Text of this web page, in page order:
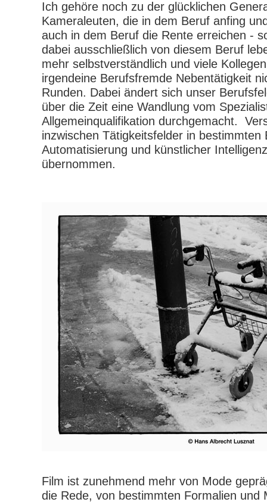
Ich gehöre noch zu der glücklichen
Kameraleuten, die in dem Beruf anfing
auch in dem Beruf die Rente erreichen -
dabei ausschließlich von diesem Beruf
mehr selbstverständlich und viele
irgendeine Berufsfremde Nebentätigkeit
Runden. Dabei ändert sich unser
über die Zeit eine Wandlung vom
Allgemeinqualifikation durchgemacht.
inzwischen Tätigkeitsfelder in bestimmten
Automatisierung und künstlicher
übernommen.
Film ist zunehmend mehr von Mode
die Rede, von bestimmten Formalien und